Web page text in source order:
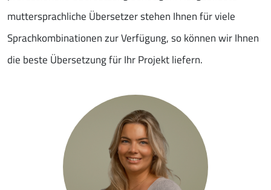
muttersprachliche Übersetzer stehen Ihnen für viele
Sprachkombinationen zur Verfügung, so können wir Ihnen
die beste Übersetzung für Ihr Projekt liefern.